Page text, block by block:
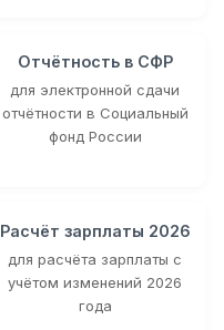
Отчётность в СФР
для электронной сдачи
отчётности в Социальный
фонд России
Расчёт зарплаты 2026
для расчёта зарплаты с
учётом изменений 2026
года